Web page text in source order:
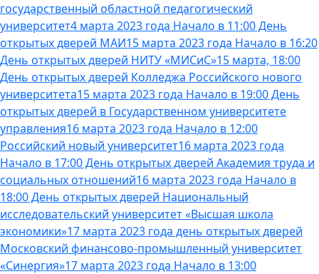
государственный областной педагогический
университет4 марта 2023 года Начало в 11:00 День
открытых дверей МАИ15 марта 2023 года Начало в 16:20
День открытых дверей НИТУ «МИСиС»15 марта, 18:00
День открытых дверей Колледжа Российского нового
университета15 марта 2023 года Начало в 19:00 День
открытых дверей в Государственном университете
управления16 марта 2023 года Начало в 12:00
Российский новый университет16 марта 2023 года
Начало в 17:00 День открытых дверей Академия труда и
социальных отношений16 марта 2023 года Начало в
18:00 День открытых дверей Национальный
исследовательский университет «Высшая школа
экономики»17 марта 2023 года день открытых дверей
Московский финансово-промышленный университет
«Синергия»17 марта 2023 года Начало в 13:00